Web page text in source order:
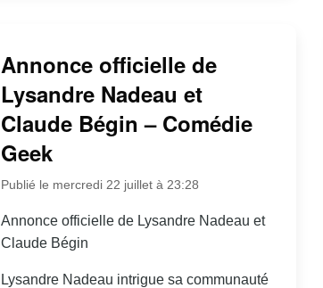
Annonce officielle de
Lysandre Nadeau et
Claude Bégin – Comédie
Geek
Publié le mercredi 22 juillet à 23:28
Annonce officielle de Lysandre Nadeau et
Claude Bégin
Lysandre Nadeau intrigue sa communauté